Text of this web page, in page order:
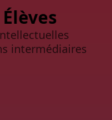
intermédiaires